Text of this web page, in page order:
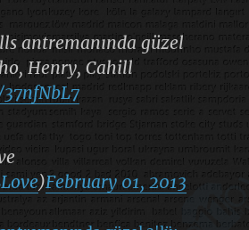
antremanında güzel
Henry, Cahill
)February 01, 2013